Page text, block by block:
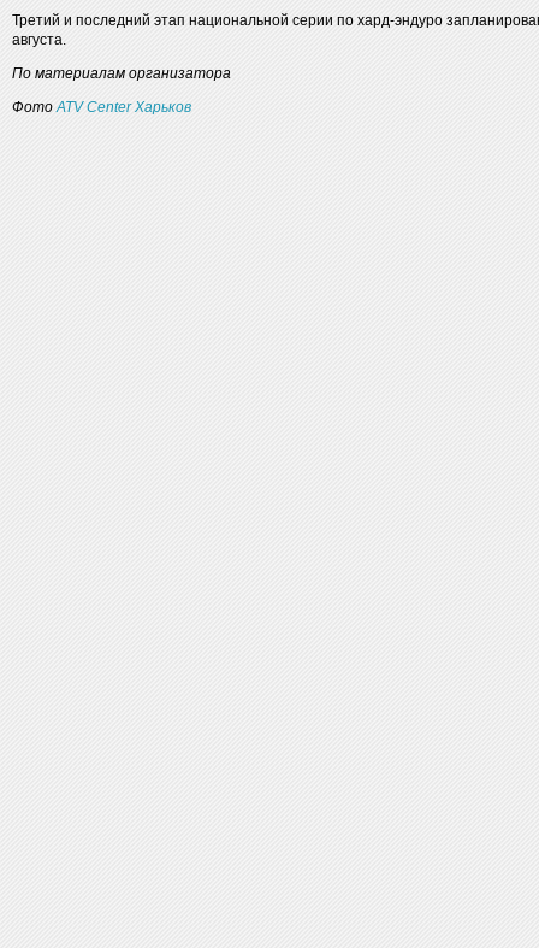
Третий и последний этап национальной серии по хард-эндуро
августа.
По материалам организатора
ФотоATV Center Харьков